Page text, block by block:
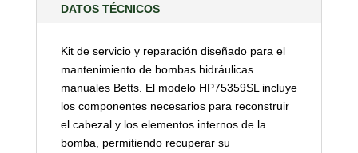
DATOS TÉCNICOS
Kit de servicio y reparación diseñado para el
mantenimiento de bombas hidráulicas
manuales Betts. El modelo HP75359SL incluye
los componentes necesarios para reconstruir
el cabezal y los elementos internos de la
bomba, permitiendo recuperar su